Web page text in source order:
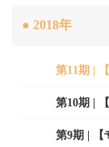
● 2018年
第11期 |
第10期 |
第9期 | 【